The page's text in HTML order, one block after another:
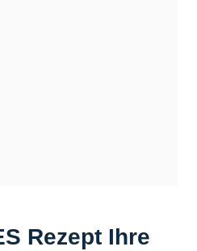
Rezept Ihre